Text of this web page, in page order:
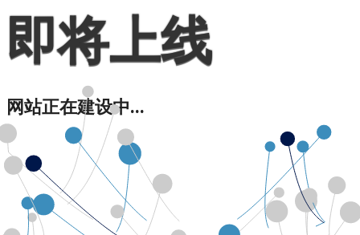
即将上线
网站正在建设中...